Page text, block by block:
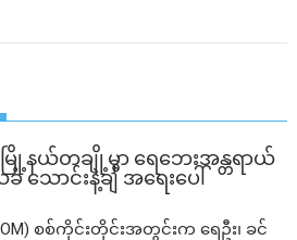
ြို့နယ်တချို့မှာ ရေဘေးအန္တရာယ်
သောင်းနဲ့ချီ အရေးပေါ်
စစ်ကိုင်းတိုင်းအတွင်းက ရေဦး၊ ခင်